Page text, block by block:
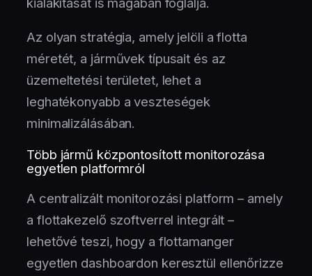
Az olyan stratégia, amely jelöli a flotta
méretét, a járművek típusait és az
üzemeltetési területet, lehet a
leghatékonyabb a veszteségek
minimalizálásában.
Több jármű központosított monitorozása
egyetlen platformról
A centralizált monitorozási platform – amely
a flottakezelő szoftverrel integrált –
lehetővé teszi, hogy a flottamanger
egyetlen dashboardon keresztül ellenőrizze